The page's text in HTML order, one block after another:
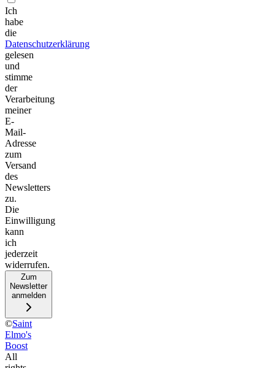
Ich
habe
die
Datenschutzerklärung
gelesen
und
stimme
der
Verarbeitung
meiner
E-
Mail-
Adresse
zum
Versand
des
Newsletters
zu.
Die
Einwilligung
kann
ich
jederzeit
widerrufen.
Zum
Newsletter
anmelden
©Saint
Elmo's
Boost
All